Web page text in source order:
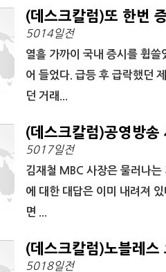
(데스크칼럼)또 한번
5014일전
열흘 가까이 국내 증시를 휩
어 들었다. 급등 후 급락했던
던 거래...
(데스크칼럼)공영방송
5017일전
김재철 MBC 사장은 물러나는
에 대한 대답은 이미 내려져
면 ...
(데스크칼럼)노블레
5018일전